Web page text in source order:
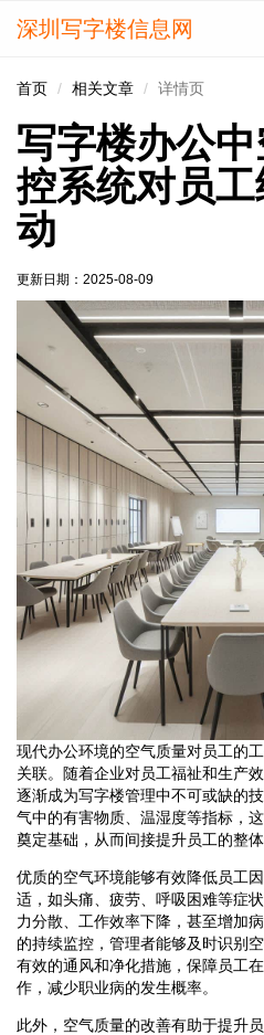
深圳写字楼信息网
首页 相关文章 详情页
写字楼办公
控系统对员
动
更新日期： 2025-08-09
现代办公环境的空气质量对员工的
关联。随着企业对员工福祉和生产
逐渐成为写字楼管理中不可或缺的
气中的有害物质、温湿度等指标，
奠定基础，从而间接提升员工的整体
优质的空气环境能够有效降低员工
适，如头痛、疲劳、呼吸困难等症
力分散、工作效率下降，甚至增加
的持续监控，管理者能够及时识别
有效的通风和净化措施，保障员工
作，减少职业病的发生概率。
此外，空气质量的改善有助于提升